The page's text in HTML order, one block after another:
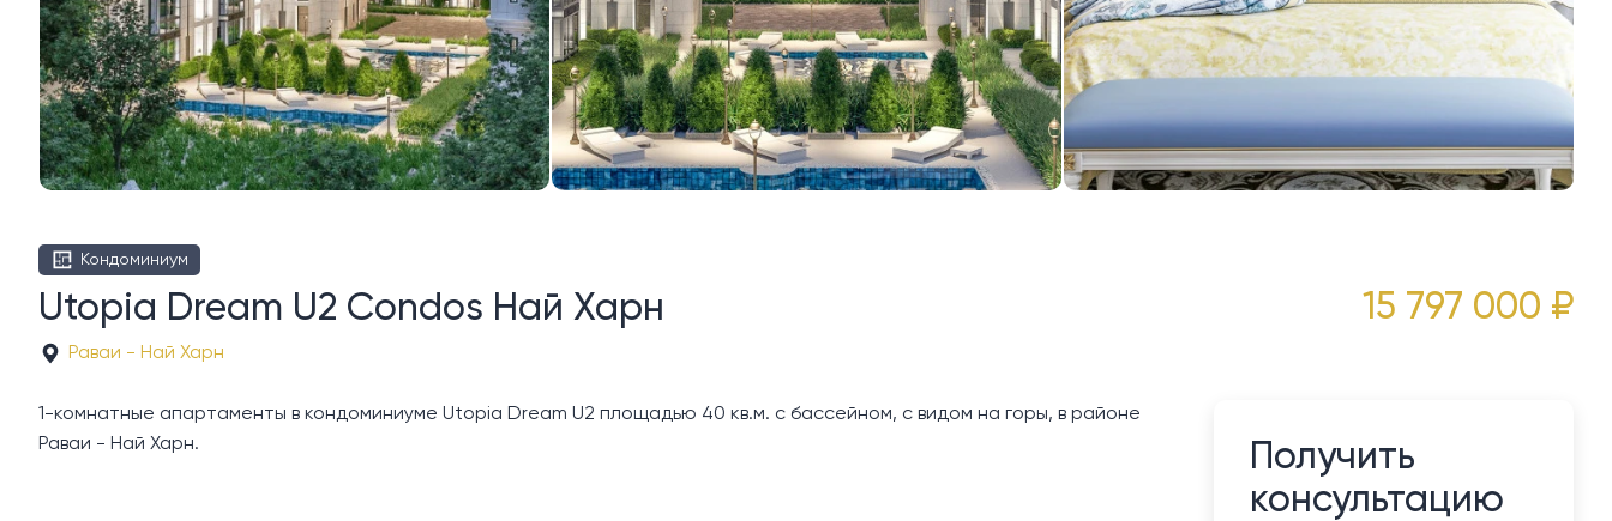
Кондоминиум
Utopia Dream U2 Condos Най Харн
Раваи - Най Харн
15 797 000 ₽
1-комнатные апартаменты в кондоминиуме Utopia Dream U2 площадью 40 кв.м. с бассейном, с видом на горы, в районе
Раваи - Най Харн.
Получить
консультацию